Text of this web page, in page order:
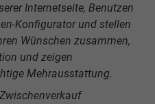
Internetseite, Benutzen
Konfigurator und stellen
Wünschen zusammen,
und zeigen
Mehrausstattung.